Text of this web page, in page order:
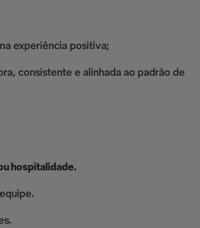
experiência positiva;
consistente e alinhada ao padrão de
hospitalidade.